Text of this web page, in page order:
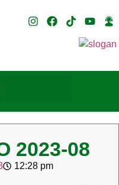
2023-08
12:28 pm